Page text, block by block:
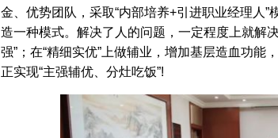
金、优势团队，采取“内部培养+引进职业经理人
造一种模式。解决了人的问题，一定程度上就解
强”；在“精细实优”上做辅业，增加基层造血功
正实现“主强辅优、分灶吃饭”!